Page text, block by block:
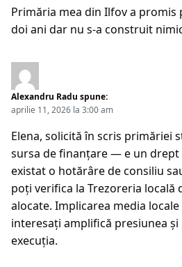
Primăria mea din Ilfov a promis
doi ani dar nu s-a construit
Alexandru Radu spune:
aprilie 11, 2026 la 3:00 am
Elena, solicită în scris primăriei
sursa de finanțare — e un drept
existat o hotărâre de consiliu
poți verifica la Trezoreria locală
alocate. Implicarea media
interesați amplifică presiunea și
execuția.